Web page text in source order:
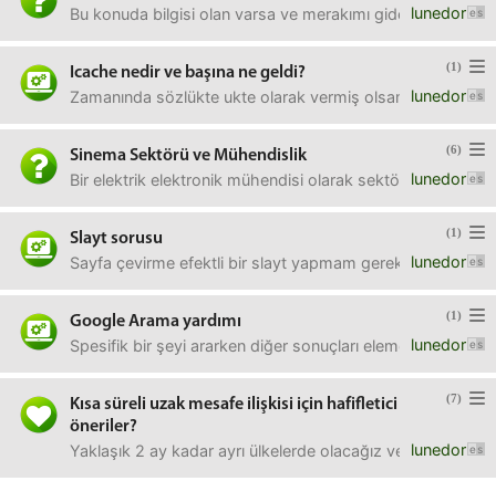
lunedor
Bu konuda bilgisi olan varsa ve merakımı giderirse çok
(1)
Icache nedir ve başına ne geldi?
lunedor
Zamanında sözlükte ukte olarak vermiş olsam da bir geri
(6)
Sinema Sektörü ve Mühendislik
lunedor
Bir elektrik elektronik mühendisi olarak sektör değişimine
(1)
Slayt sorusu
lunedor
Sayfa çevirme efektli bir slayt yapmam gerekiyor fakat
(1)
Google Arama yardımı
lunedor
Spesifik bir şeyi ararken diğer sonuçları elemek için
(7)
Kısa süreli uzak mesafe ilişkisi için hafifletici
öneriler?
lunedor
Yaklaşık 2 ay kadar ayrı ülkelerde olacağız ve bir hafta